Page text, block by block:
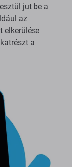
jut be a
az
elkerülése
a